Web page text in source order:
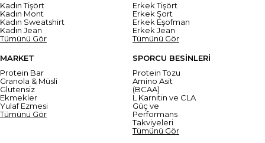
Kadın Tişört
Kadın Mont
Kadın Sweatshirt
Kadın Jean
Tümünü Gör
Erkek Tişört
Erkek Şort
Erkek Eşofman
Erkek Jean
Tümünü Gör
MARKET
Protein Bar
Granola & Müsli
Glutensiz
Ekmekler
Yulaf Ezmesi
Tümünü Gör
SPORCU BESİNLERİ
Protein Tozu
Amino Asit
(BCAA)
L Karnitin ve CLA
Güç ve
Performans
Takviyeleri
Tümünü Gör